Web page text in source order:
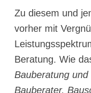
Zu diesem und
vorher mit
Beratung. Wie
Bauberatung
Bauberater,